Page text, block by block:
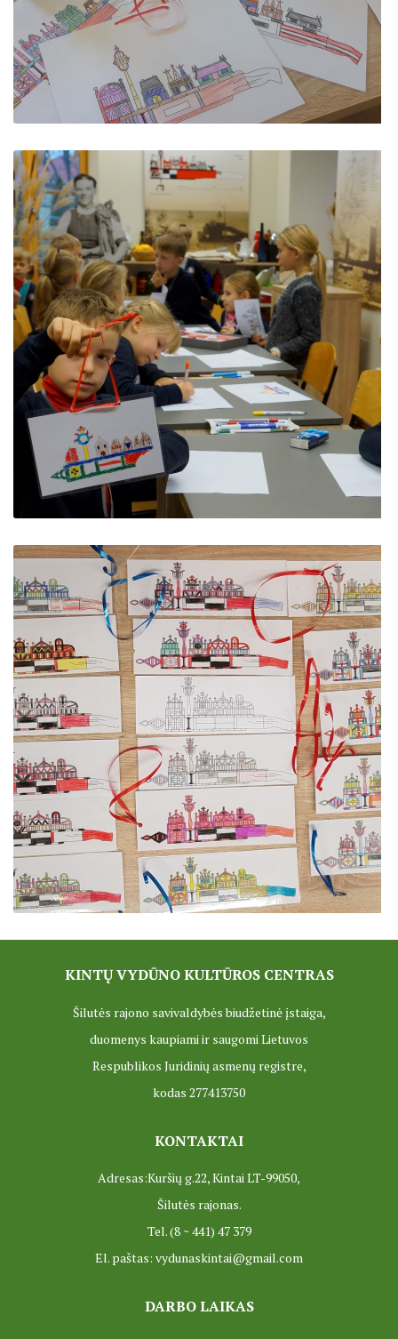
KINTŲ VYDŪNO KULTŪROS CENTRAS
Šilutės rajono savivaldybės biudžetinė įstaiga,
duomenys kaupiami ir saugomi Lietuvos
Respublikos Juridinių asmenų registre,
kodas 277413750
KONTAKTAI
Adresas:Kuršių g.22, Kintai LT-99050,
Šilutės rajonas.
Tel. (8 ~ 441) 47 379
El. paštas: vydunaskintai@gmail.com
DARBO LAIKAS